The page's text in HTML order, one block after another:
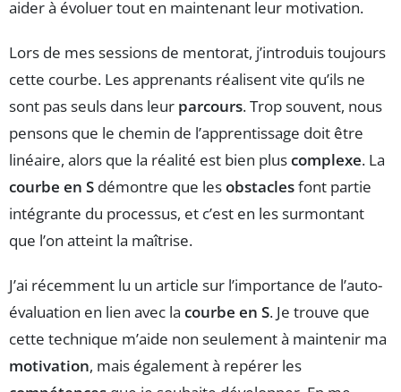
aider à évoluer tout en maintenant leur motivation.
Lors de mes sessions de mentorat, j’introduis toujours
cette courbe. Les apprenants réalisent vite qu’ils ne
sont pas seuls dans leur parcours. Trop souvent, nous
pensons que le chemin de l’apprentissage doit être
linéaire, alors que la réalité est bien pluscomplexe. La
courbe en S démontre que lesobstaclesfont partie
intégrante du processus, et c’est en les surmontant
que l’on atteint la maîtrise.
J’ai récemment lu un article sur l’importance de l’auto-
évaluation en lien avec la courbe en S. Je trouve que
cette technique m’aide non seulement à maintenir ma
motivation, mais également à repérer les